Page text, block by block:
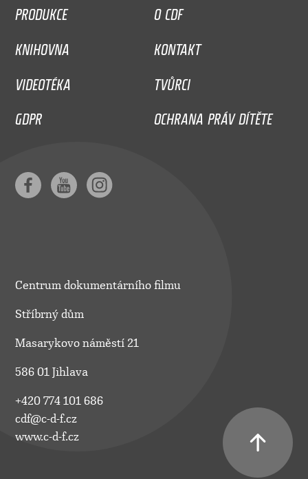
PRODUKCE
O CDF
KNIHOVNA
KONTAKT
VIDEOTÉKA
TVŮRCI
GDPR
OCHRANA PRÁV DÍTĚTE
Centrum dokumentárního filmu
Stříbrný dům
Masarykovo náměstí 21
586 01 Jihlava
+420 774 101 686
cdf@c-d-f.cz
www.c-d-f.cz